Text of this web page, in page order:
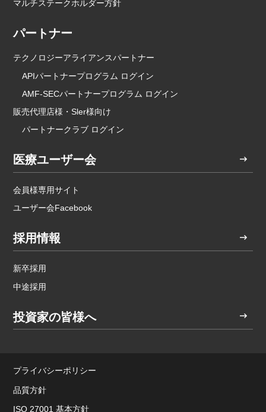
マルチステークホルダー方針
パートナー
テクノロジーアライアンスパートナー
APIパートナープログラム ログイン
AMF-SECパートナープログラム ログイン
販売代理店様・Sler様向け
パートナークラブ ログイン
医療ユーザー会
会員様専用サイト
ユーザー会Facebook
採用情報
新卒採用
中途採用
投資家の皆様へ
プライバシーポリシー
品質方針
ISO 27001 基本方針